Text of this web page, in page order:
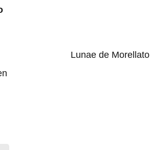
Lunae de Morellato